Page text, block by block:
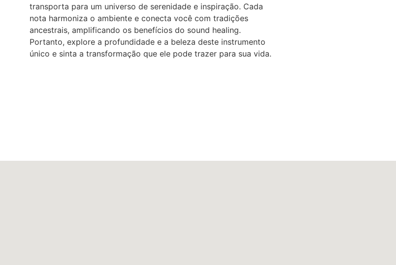
transporta para um universo de serenidade e inspiração. Cada
nota harmoniza o ambiente e conecta você com tradições
ancestrais, amplificando os benefícios do sound healing.
Portanto, explore a profundidade e a beleza deste instrumento
único e sinta a transformação que ele pode trazer para sua vida.